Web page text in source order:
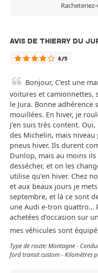
AVIS DE THIERRY DU
4/5
Bonjour, C’est une
voitures et camionnettes,
le Jura. Bonne
mouillées. En hiver, je
j’en suis très content.
des Michelin, mais
pneus hiver. Ils durent
Dunlop, mais au moins
dessécher, et on les
utilise qu’en hiver. Chez
et aux beaux jours je
septembre, et là ce sont
une Audi e-tron quattro…
achetées d’occasion sur
mes véhicules sont
Type de route: Montagne -
ford transit custom - Kilomètres